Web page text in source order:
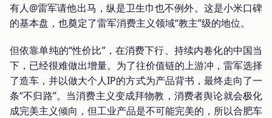
有人@雷军请他出马，纵是卫生巾也不例外。这是小米口碑
的基本盘，也奠定了雷军消费主义领域“教主”级的地位。
但依靠单纯的“性价比”，在消费下行、持续内卷化的中国当
下，已经很难做出增量。为了往价值链的上游冲，雷军选择
了造车，并以做大个人IP的方式为产品背书，最终走向了一
条“不归路”。当消费主义变成拜物教，消费者舆论就会极化
成完美主义倾向，但工业产品是不可能完美的，所以合肥车